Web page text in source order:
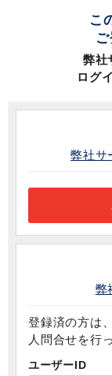
こ
弊社
ログ
弊社サ
弊
登録済の方は
人問合せを行
ユーザーID